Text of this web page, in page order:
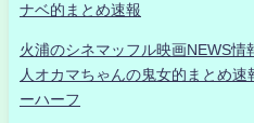
ナベ的まとめ速報
火浦のシネマッフル映画NEWS
人オカマちゃんの鬼女的まとめ
ーハーフ